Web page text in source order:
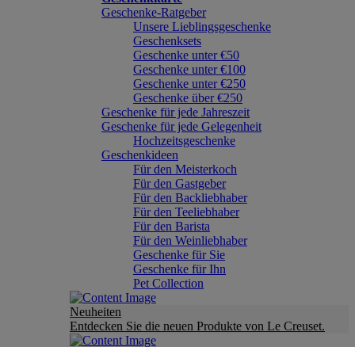
Geschenke-Ratgeber
Unsere Lieblingsgeschenke
Geschenksets
Geschenke unter €50
Geschenke unter €100
Geschenke unter €250
Geschenke über €250
Geschenke für jede Jahreszeit
Geschenke für jede Gelegenheit
Hochzeitsgeschenke
Geschenkideen
Für den Meisterkoch
Für den Gastgeber
Für den Backliebhaber
Für den Teeliebhaber
Für den Barista
Für den Weinliebhaber
Geschenke für Sie
Geschenke für Ihn
Pet Collection
Neuheiten
Entdecken Sie die neuen Produkte von Le Creuset.